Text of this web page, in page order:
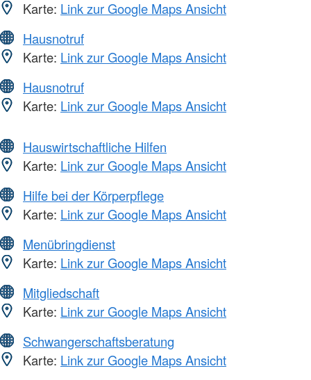
Karte: Link zur Google Maps Ansicht
Hausnotruf
Karte: Link zur Google Maps Ansicht
Hausnotruf
Karte: Link zur Google Maps Ansicht
Hauswirtschaftliche Hilfen
Karte: Link zur Google Maps Ansicht
Hilfe bei der Körperpflege
Karte: Link zur Google Maps Ansicht
Menübringdienst
Karte: Link zur Google Maps Ansicht
Mitgliedschaft
Karte: Link zur Google Maps Ansicht
Schwangerschaftsberatung
Karte: Link zur Google Maps Ansicht